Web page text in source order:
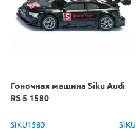
Гоночная машина Siku Audi
RS 5 1580
SIKU1580 SIKU